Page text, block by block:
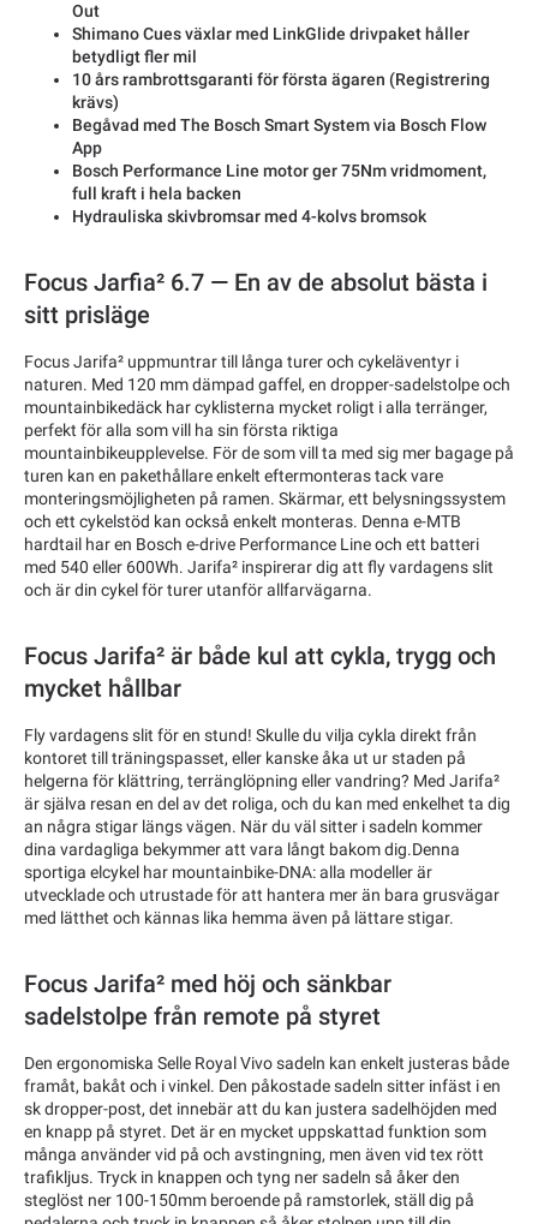
Out
Shimano Cues växlar med LinkGlide drivpaket håller
betydligt fler mil
10 års rambrottsgaranti för första ägaren (Registrering
krävs)
Begåvad med The Bosch Smart System via Bosch Flow
App
Bosch Performance Line motor ger 75Nm vridmoment,
full kraft i hela backen
Hydrauliska skivbromsar med 4-kolvs bromsok
Focus Jarfia² 6.7 — En av de absolut bästa i
sitt prisläge
Focus Jarifa² uppmuntrar till långa turer och cykeläventyr i
naturen. Med 120 mm dämpad gaffel, en dropper-sadelstolpe och
mountainbikedäck har cyklisterna mycket roligt i alla terränger,
perfekt för alla som vill ha sin första riktiga
mountainbikeupplevelse. För de som vill ta med sig mer bagage på
turen kan en pakethållare enkelt eftermonteras tack vare
monteringsmöjligheten på ramen. Skärmar, ett belysningssystem
och ett cykelstöd kan också enkelt monteras. Denna e-MTB
hardtail har en Bosch e-drive Performance Line och ett batteri
med 540 eller 600Wh. Jarifa² inspirerar dig att fly vardagens slit
och är din cykel för turer utanför allfarvägarna.
Focus Jarifa² är både kul att cykla, trygg och
mycket hållbar
Fly vardagens slit för en stund! Skulle du vilja cykla direkt från
kontoret till träningspasset, eller kanske åka ut ur staden på
helgerna för klättring, terränglöpning eller vandring? Med Jarifa²
är själva resan en del av det roliga, och du kan med enkelhet ta dig
an några stigar längs vägen. När du väl sitter i sadeln kommer
dina vardagliga bekymmer att vara långt bakom dig.Denna
sportiga elcykel har mountainbike-DNA: alla modeller är
utvecklade och utrustade för att hantera mer än bara grusvägar
med lätthet och kännas lika hemma även på lättare stigar.
Focus Jarifa² med höj och sänkbar
sadelstolpe från remote på styret
Den ergonomiska Selle Royal Vivo sadeln kan enkelt justeras både
framåt, bakåt och i vinkel. Den påkostade sadeln sitter infäst i en
sk dropper-post, det innebär att du kan justera sadelhöjden med
en knapp på styret. Det är en mycket uppskattad funktion som
många använder vid på och avstingning, men även vid tex rött
trafikljus. Tryck in knappen och tyng ner sadeln så åker den
steglöst ner 100-150mm beroende på ramstorlek, ställ dig på